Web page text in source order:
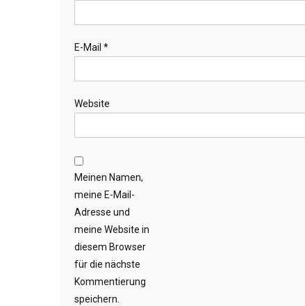
E-Mail *
Website
Meinen Namen,
meine E-Mail-
Adresse und
meine Website in
diesem Browser
für die nächste
Kommentierung
speichern.